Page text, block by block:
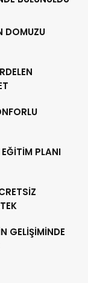
DOMUZU
EĞİTİM PLANI
GELİŞİMİNDE